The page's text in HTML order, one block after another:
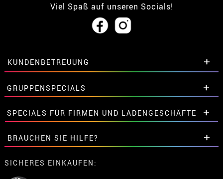
Viel Spaß auf unseren Socials!
KUNDENBETREUUNG
• Über uns
• Verkaufskonditionen
• Rechtlicher HinweisundDatenschutz
• Kundendienst
• Cookie-Verwendung
•Cookie-Einstellungen
GRUPPENSPECIALS
Extrarabatte für Gruppen.
Kontaktieren Sie uns hier.
SPECIALS FÜR FIRMEN UND LADENGESCHÄFTE
Extrarabatte für Gruppen.
Kontaktieren Sie uns hier.
BRAUCHEN SIE HILFE?
Meine bestellung ist noch nicht erfolgt
SICHERES EINKAUFEN: